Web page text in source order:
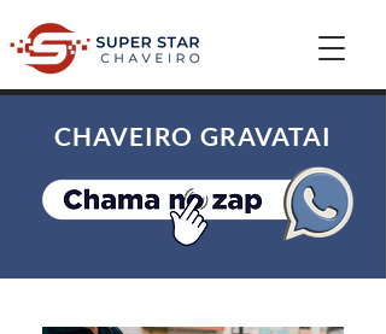
CHAVEIRO GRAVATAI